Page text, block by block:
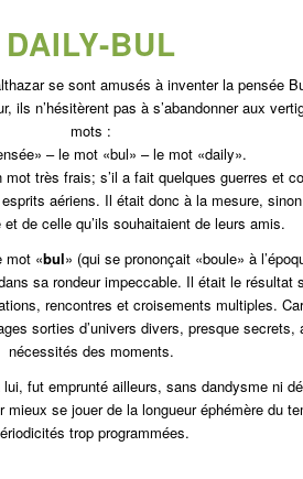
DAILY-BUL
se sont amusés à inventer la pensée
ils n’hésitèrent pas à s’aban­donner aux
mots :
– le mot «bul» – le mot «daily».
mot très frais; s’il a fait quelques guerres et
aériens. Il était donc à la mesure,
de celle qu’ils sou­haitaient de leurs amis.
mot «bul» (qui se pronon­çait «boule» à
sa rondeur impeccable. Il était le résultat
rencontres et croisements multiples.
sorties d’univers divers, presque secrets,
nécessités des moments.
fut emprunté ailleurs, sans dandysme ni
se jouer de la longueur éphémère du
trop programmées.